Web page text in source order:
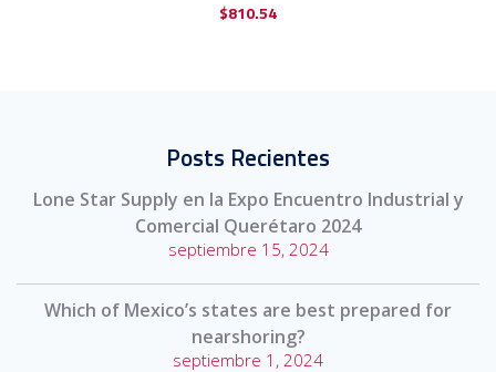
$810.54
Posts Recientes
Lone Star Supply en la Expo Encuentro Industrial y
Comercial Querétaro 2024
septiembre 15, 2024
Which of Mexico’s states are best prepared for
nearshoring?
septiembre 1, 2024